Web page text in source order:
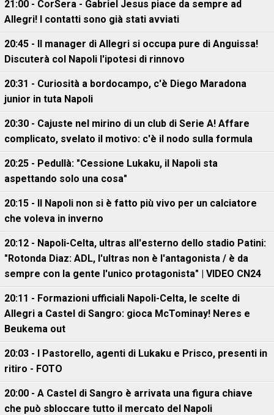
21:00 - CorSera - Gabriel Jesus piace da sempre ad
Allegri! I contatti sono già stati avviati
20:45 - Il manager di Allegri si occupa pure di Anguissa!
Discuterà col Napoli l'ipotesi di rinnovo
20:31 - Curiosità a bordocampo, c'è Diego Maradona
junior in tuta Napoli
20:30 - Cajuste nel mirino di un club di Serie A! Affare
complicato, svelato il motivo: c'è il nodo sulla formula
20:25 - Pedullà: "Cessione Lukaku, il Napoli sta
aspettando solo una cosa"
20:15 - Il Napoli non si è fatto più vivo per un calciatore
che voleva in inverno
20:12 - Napoli-Celta, ultras all'esterno dello stadio Patini:
"Rotonda Diaz: ADL, l'ultras non è l'antagonista / è da
sempre con la gente l'unico protagonista" | VIDEO CN24
20:11 - Formazioni ufficiali Napoli-Celta, le scelte di
Allegri a Castel di Sangro: gioca McTominay! Neres e
Beukema out
20:03 - I Pastorello, agenti di Lukaku e Prisco, presenti in
ritiro - FOTO
20:00 - A Castel di Sangro è arrivata una figura chiave
che può sbloccare tutto il mercato del Napoli